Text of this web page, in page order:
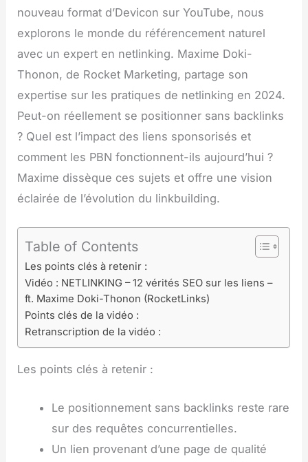
nouveau format d’Devicon sur YouTube, nous
explorons le monde du référencement naturel
avec un expert en netlinking. Maxime Doki-
Thonon, de Rocket Marketing, partage son
expertise sur les pratiques de netlinking en 2024.
Peut-on réellement se positionner sans backlinks
? Quel est l’impact des liens sponsorisés et
comment les PBN fonctionnent-ils aujourd’hui ?
Maxime dissèque ces sujets et offre une vision
éclairée de l’évolution du linkbuilding.
Table of Contents
Les points clés à retenir :
Vidéo : NETLINKING – 12 vérités SEO sur les liens –
ft. Maxime Doki-Thonon (RocketLinks)
Points clés de la vidéo :
Retranscription de la vidéo :
Les points clés à retenir :
Le positionnement sans backlinks reste rare
sur des requêtes concurrentielles.
Un lien provenant d’une page de qualité